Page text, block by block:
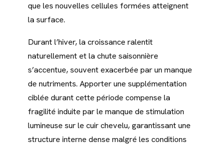
que les nouvelles cellules formées atteignent
la surface.
Durant l’hiver, la croissance ralentit
naturellement et la chute saisonnière
s’accentue, souvent exacerbée par un manque
de nutriments. Apporter une supplémentation
ciblée durant cette période compense la
fragilité induite par le manque de stimulation
lumineuse sur le cuir chevelu, garantissant une
structure interne dense malgré les conditions